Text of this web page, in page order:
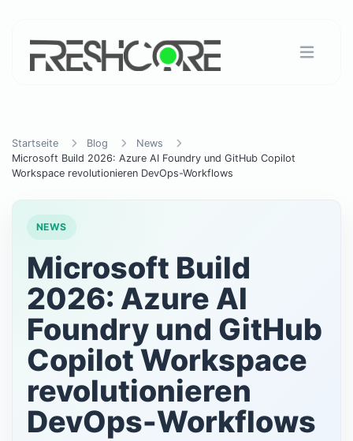
Startseite Blog
News
Microsoft Build 2026: Azure AI Foundry und GitHub Copilot
Workspace revolutionieren DevOps-Workflows
NEWS
Microsoft Build
2026: Azure AI
Foundry und GitHub
Copilot Workspace
revolutionieren
DevOps-Workflows